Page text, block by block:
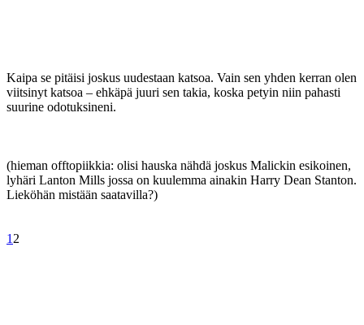
Kaipa se pitäisi joskus uudestaan katsoa. Vain sen yhden kerran olen
viitsinyt katsoa – ehkäpä juuri sen takia, koska petyin niin pahasti
suurine odotuksineni.
(hieman offtopiikkia: olisi hauska nähdä joskus Malickin esikoinen,
lyhäri Lanton Mills jossa on kuulemma ainakin Harry Dean Stanton.
Lieköhän mistään saatavilla?)
1 2